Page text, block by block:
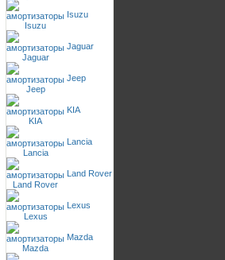
Isuzu
Jaguar
Jeep
KIA
Lancia
Land Rover
Lexus
Mazda